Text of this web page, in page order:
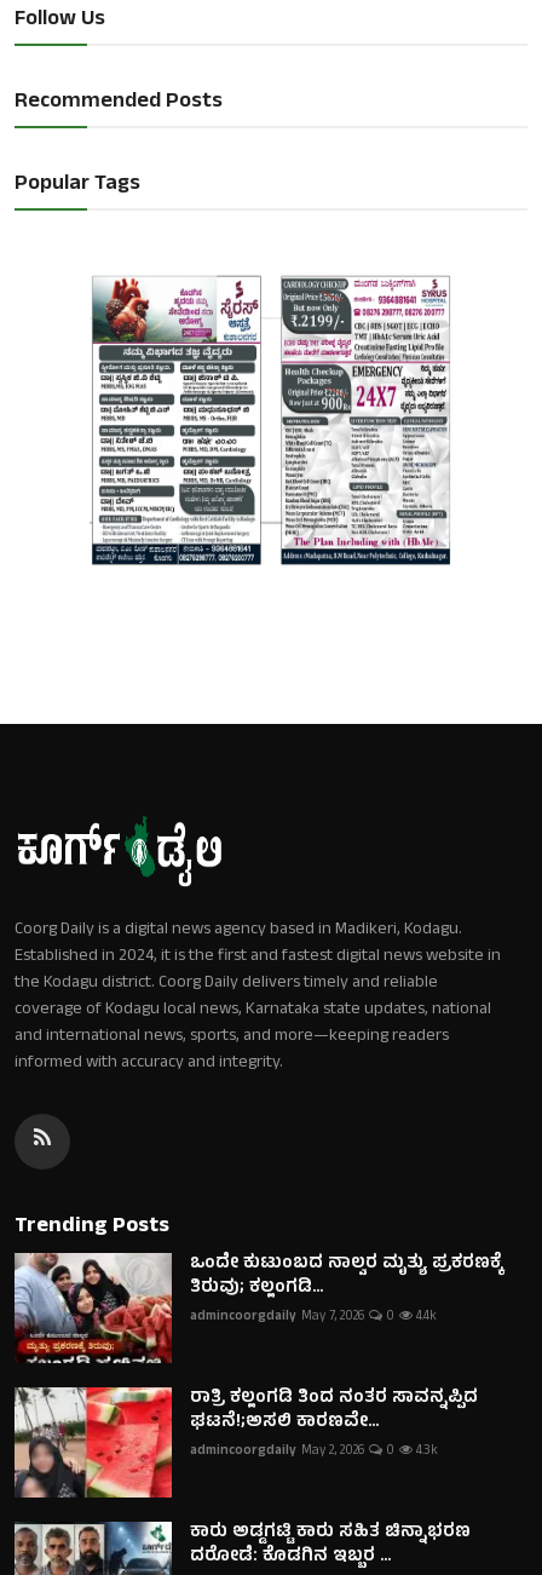
Follow Us
Recommended Posts
Popular Tags
Coorg Daily is a digital news agency based in Madikeri, Kodagu.
Established in 2024, it is the first and fastest digital news website in
the Kodagu district. Coorg Daily delivers timely and reliable
coverage of Kodagu local news, Karnataka state updates, national
and international news, sports, and more—keeping readers
informed with accuracy and integrity.
Trending Posts
ಒಂದೇ ಕುಟುಂಬದ ನಾಲ್ವರ ಮೃತ್ಯು ಪ್ರಕರಣಕ್ಕೆ
ತಿರುವು; ಕಲ್ಲಂಗಡಿ...
admincoorgdaily May 7, 2026 0 4.4k
ರಾತ್ರಿ ಕಲ್ಲಂಗಡಿ ತಿಂದ ನಂತರ ಸಾವನ್ನಪ್ಪಿದ
ಘಟನೆ!;ಅಸಲಿ ಕಾರಣವೇ...
admincoorgdaily May 2, 2026 0 4.3k
ಕಾರು ಅಡ್ಡಗಟ್ಟಿ ಕಾರು ಸಹಿತ ಚಿನ್ನಾಭರಣ
ದರೋಡೆ: ಕೊಡಗಿನ ಇಬ್ಬರ ...